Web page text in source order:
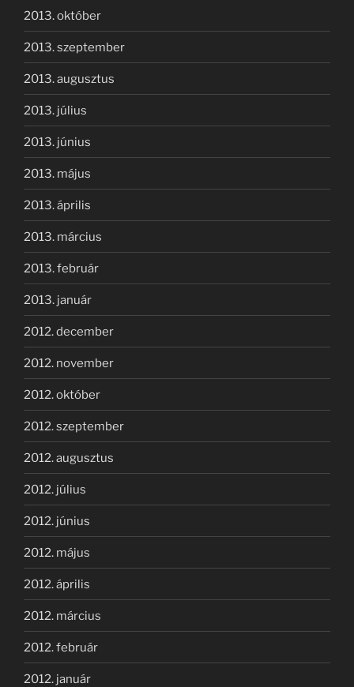
2013. október
2013. szeptember
2013. augusztus
2013. július
2013. június
2013. május
2013. április
2013. március
2013. február
2013. január
2012. december
2012. november
2012. október
2012. szeptember
2012. augusztus
2012. július
2012. június
2012. május
2012. április
2012. március
2012. február
2012. január